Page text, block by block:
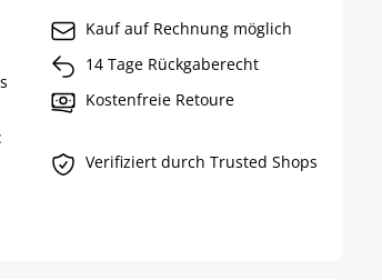
Kauf auf Rechnung möglich
14 Tage Rückgaberecht
Kostenfreie Retoure
Verifiziert durch Trusted Shops